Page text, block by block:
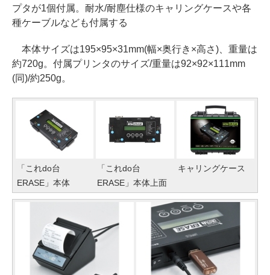
プタが1個付属。耐水/耐塵仕様のキャリングケースや各
種ケーブルなども付属する
本体サイズは195×95×31mm(幅×奥行き×高さ)、重量は
約720g。付属プリンタのサイズ/重量は92×92×111mm
(同)/約250g。
「これdo台
ERASE」本体
「これdo台
ERASE」本体上面
キャリングケース